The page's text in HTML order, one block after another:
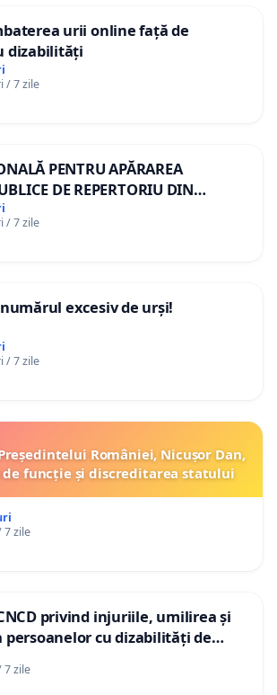
urii online față de
dizabilități
/ 7 zile
PENTRU APĂRAREA
DE REPERTORIU DIN
/ 7 zile
excesiv de urși!
/ 7 zile
României, Nicușor Dan,
funcție și discreditarea statului
7 zile
privind injuriile, umilirea și
cu dizabilități de
TikTok „Gorici”
7 zile